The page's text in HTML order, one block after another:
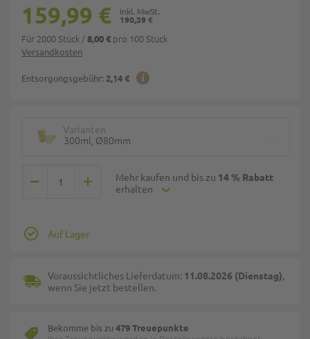
Versandkosten
Entsorgungsgebühr: 2,14 €
190,39 €
159,99 €
Für 2000 Stück /8,00 € pro 100 Stück
Varianten
300ml, Ø80mm
Mehr kaufen und bis zu 14 % Rabatt
erhalten
Auf Lager
Voraussichtliches Lieferdatum: 11.08.2026 (Dienstag),
wenn Sie jetzt bestellen.
Bekomme bis zu 479 Treuepunkte